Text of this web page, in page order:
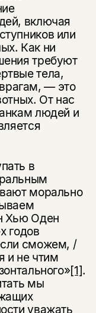
включая
или
Как ни
требуют
тела,
— это
От нас
людей и
в
морально
Хью Оден
годов
сможем, /
и не чтим
[1].
мы
уважать